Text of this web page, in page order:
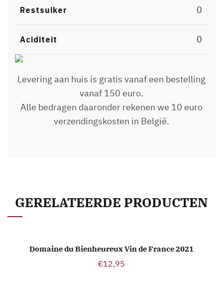
Restsuiker 0
Aciditeit 0
Levering aan huis is gratis vanaf een bestelling
vanaf 150 euro.
Alle bedragen daaronder rekenen we 10 euro
verzendingskosten in België.
GERELATEERDE PRODUCTEN
TOEVOEGEN AAN WINKELWAGEN
Domaine du Bienheureux Vin de France 2021
€12,95